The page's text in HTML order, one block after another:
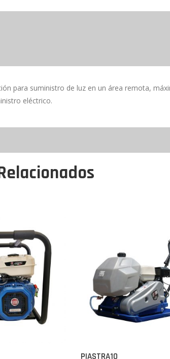
para suministro de luz en un área remota,
eléctrico.
PIASTRA10